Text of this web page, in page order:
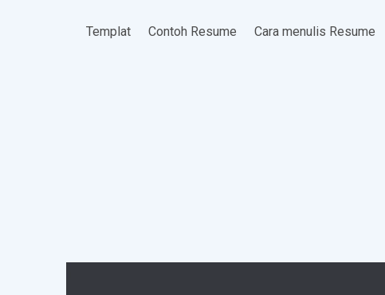
Templat Contoh Resume Cara menulis Resume